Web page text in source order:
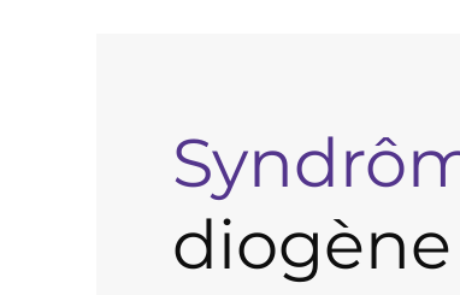
diogène